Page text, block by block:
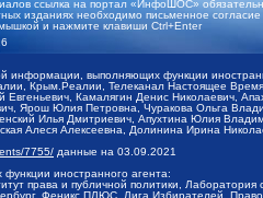
ссылка на портал «ИнфоШОС»
изданиях необходимо письменное
и нажмите клавиши Ctrl+Enter
информации, выполняющих функции
Крым.Реалии, Телеканал Настоящее
Камалягин Денис Николаевич,
Ярош Юлия Петровна, Чуракова Ольга
Илья Дмитриевич, Апухтина Юлия
Алеся Алексеевна, Долинина Ирина
7755/ данные на 03.09.2021
иностранного агента:
права и публичной политики,
Феникс ПЛЮС, Лига Избирателей,